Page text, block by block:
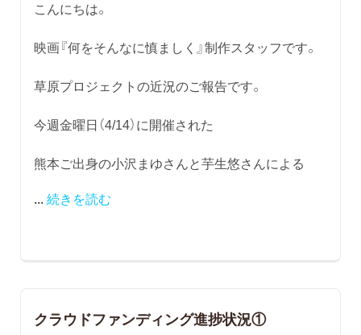
こんにちは。
映画『何をそんなに慎ましく』制作スタッフです。
草原プロジェクトの近況のご報告です。
今週金曜日（4/14）に開催された
熊本ご出身の小沢まゆさんと芋生悠さんによる
... 続きを読む
クラウドファンディング進捗状況①